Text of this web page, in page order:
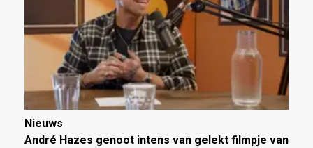
Nieuws
André Hazes genoot intens van gelekt filmpje van